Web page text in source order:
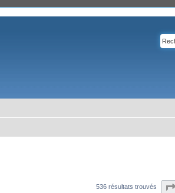
536 résultats trouvés